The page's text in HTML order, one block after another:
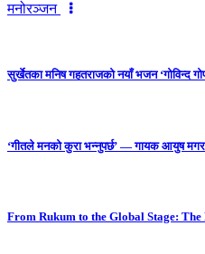
मनोरञ्जन
सुर्खेतका मनिष गहतराजको नयाँ भजन ‘गोविन्द
‘गीतले मनको कुरा भन्नुपर्छ’ — गायक आयुष मगर
From Rukum to the Global Stage: